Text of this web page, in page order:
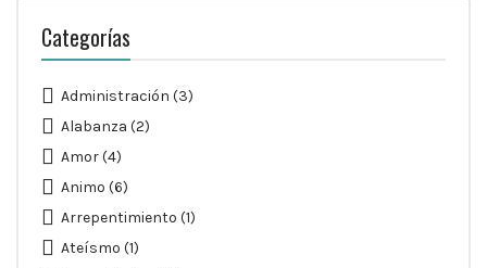
Categorías
Administración (3)
Alabanza (2)
Amor(4)
Animo (6)
Arrepentimiento (1)
Ateísmo (1)